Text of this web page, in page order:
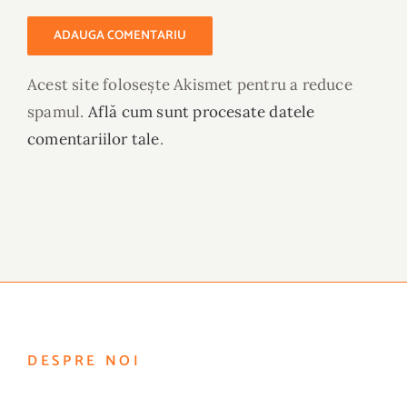
Acest site folosește Akismet pentru a reduce
spamul. Află cum sunt procesate datele
comentariilor tale.
DESPRE NOI